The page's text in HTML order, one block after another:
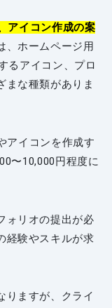
アイコン作成の案
、ホームページ用
るアイコン、プロ
まな種類がありま
アイコンを作成す
〜10,000円程度に
ォリオの提出が必
経験やスキルが求
りますが、クライ